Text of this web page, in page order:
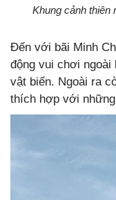
Khung cảnh thiên
Đến với bãi Minh
động vui chơi ngoài
vật biển. Ngoài ra
thích hợp với